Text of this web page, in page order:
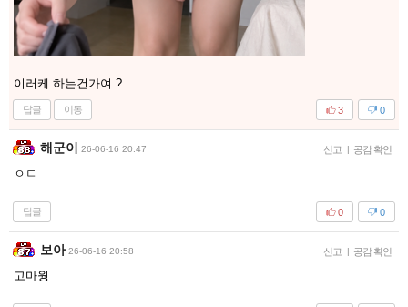
이러케 하는건가여 ?
답글 이동 0
3
해군이 26-06-16 20:47 신고 | 공감 확인
ㅇㄷ
답글 0
0
보아 26-06-16 20:58 신고 | 공감 확인
고마웡